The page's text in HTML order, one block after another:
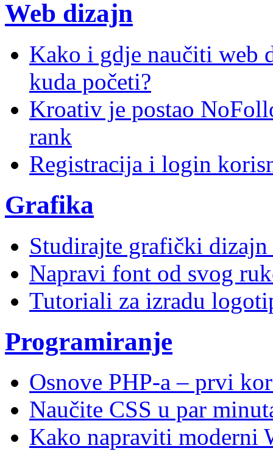
Web dizajn
Kako i gdje naučiti web
kuda početi?
Kroativ je postao
rank
Registracija i login
Grafika
Studirajte grafički dizajn
Napravi font od svog
Tutoriali za izradu
Programiranje
Osnove PHP-a – prvi
Naučite CSS u par
Kako napraviti moderni